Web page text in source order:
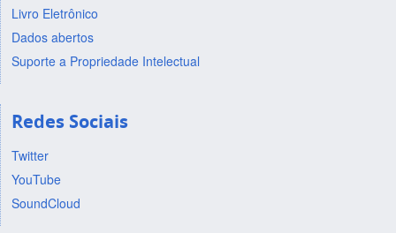
Livro Eletrônico
Dados abertos
Suporte a Propriedade Intelectual
Redes Sociais
Twitter
YouTube
SoundCloud